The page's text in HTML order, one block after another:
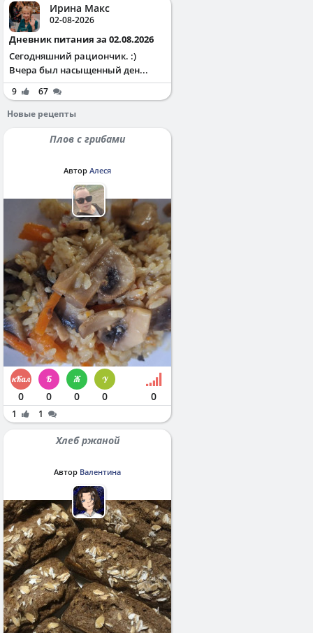
Ирина Макс
02-08-2026
Дневник питания за 02.08.2026
Сегодняшний рациончик. :)
Вчера был насыщенный ден...
9
67
Новые рецепты
Плов с грибами
Автор Алеся
0 0 0 0 0
1 1
Хлеб ржаной
Автор Валентина